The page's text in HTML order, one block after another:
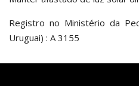
Registro no Ministério da
Uruguai) : A 3155